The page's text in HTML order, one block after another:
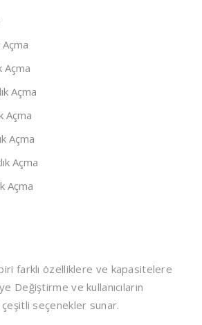
Açma
Açma
Açma
Açma
Açma
Açma
Açma
farklı özelliklere ve kapasitelere
Değiştirme ve kullanıcıların
seçenekler sunar.